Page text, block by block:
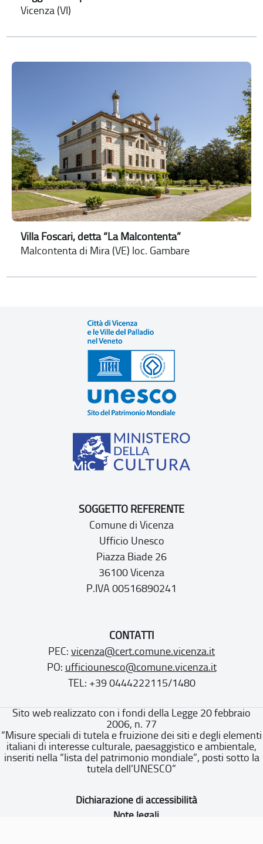
Vicenza (VI)
Villa Foscari, detta “La Malcontenta”
Malcontenta di Mira (VE) loc. Gambare
SOGGETTO REFERENTE
Comune di Vicenza
Ufficio Unesco
Piazza Biade 26
36100 Vicenza
P.IVA 00516890241
CONTATTI
PEC: vicenza@cert.comune.vicenza.it
PO: ufficiounesco@comune.vicenza.it
TEL: +39 0444222115/1480
Sito web realizzato con i fondi della Legge 20 febbraio
2006, n. 77
“Misure speciali di tutela e fruizione dei siti e degli elementi
italiani di interesse culturale, paesaggistico e ambientale,
inseriti nella “lista del patrimonio mondiale”, posti sotto la
tutela dell’UNESCO”
Dichiarazione di accessibilità
Note legali